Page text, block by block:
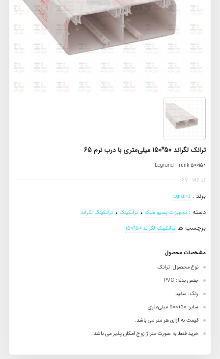
ترانک لگراند 50*150 میلی‌متری با درب نرم 65
Legrand Trunk 50×150
کد کالا : 967
برند : legrand
دسته : تجهیزات پسیو شبکه ، ترانکینگ ، ترانکینگ لگراند
برچسب ها ترانکینگ لگراند 50*150
مشخصات محصول
نوع محصول: ترانک
جنس بدنه: PVC
رنگ: سفید
سایز: 150×50 میلی‌متری
قیمت به ازای هر متر می باشد.
خرید فقط به صورت متراژ زوج امکان پذیر می باشد.